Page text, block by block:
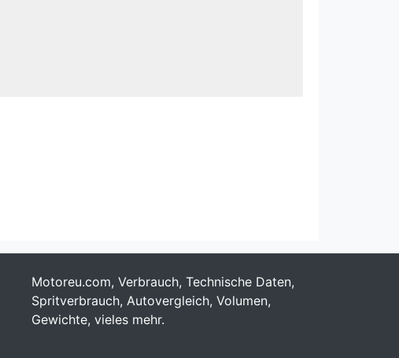
Motoreu.com, Verbrauch, Technische Daten,
Spritverbrauch, Autovergleich, Volumen,
Gewichte, vieles mehr.